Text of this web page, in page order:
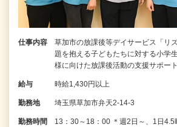
仕事内容
草加市の放課後等デイサービス「リ
題を抱える子どもたちに対する小学
様に向けた放課後活動の支援サポー
給与 時給1,430円以上
勤務地 埼玉県草加市弁天2-14-3
勤務時間
13：30～18：00 ＊週2日～、1日4.5